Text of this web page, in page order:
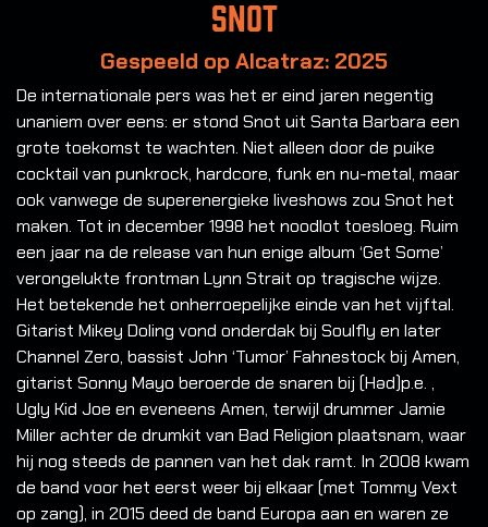
Snot
Gespeeld op Alcatraz: 2025
De internationale pers was het er eind jaren negentig
unaniem over eens: er stond Snot uit Santa Barbara een
grote toekomst te wachten. Niet alleen door de puike
cocktail van punkrock, hardcore, funk en nu-metal, maar
ook vanwege de superenergieke liveshows zou Snot het
maken. Tot in december 1998 het noodlot toesloeg. Ruim
een jaar na de release van hun enige album ‘Get Some’
verongelukte frontman Lynn Strait op tragische wijze.
Het betekende het onherroepelijke einde van het vijftal.
Gitarist Mikey Doling vond onderdak bij Soulfly en later
Channel Zero, bassist John ‘Tumor’ Fahnestock bij Amen,
gitarist Sonny Mayo beroerde de snaren bij (Həd)p.e. ,
Ugly Kid Joe en eveneens Amen, terwijl drummer Jamie
Miller achter de drumkit van Bad Religion plaatsnam, waar
hij nog steeds de pannen van het dak ramt. In 2008 kwam
de band voor het eerst weer bij elkaar (met Tommy Vext
op zang), in 2015 deed de band Europa aan en waren ze